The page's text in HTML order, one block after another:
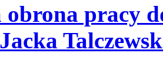
obrona pracy